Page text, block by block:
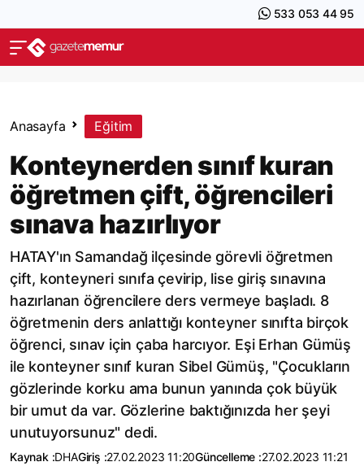
533 053 44 95
Anasayfa Eğitim
Konteynerden sınıf kuran
öğretmen çift, öğrencileri
sınava hazırlıyor
HATAY'ın Samandağ ilçesinde görevli öğretmen
çift, konteyneri sınıfa çevirip, lise giriş sınavına
hazırlanan öğrencilere ders vermeye başladı. 8
öğretmenin ders anlattığı konteyner sınıfta birçok
öğrenci, sınav için çaba harcıyor. Eşi Erhan Gümüş
ile konteyner sınıf kuran Sibel Gümüş, "Çocukların
gözlerinde korku ama bunun yanında çok büyük
bir umut da var. Gözlerine baktığınızda her şeyi
unutuyorsunuz" dedi.
Kaynak :DHAGiriş :27.02.2023 11:20Güncelleme :27.02.2023 11:21